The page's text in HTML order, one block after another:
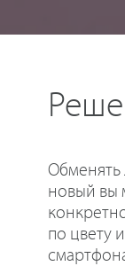
Обменять
новый вы
по цвету